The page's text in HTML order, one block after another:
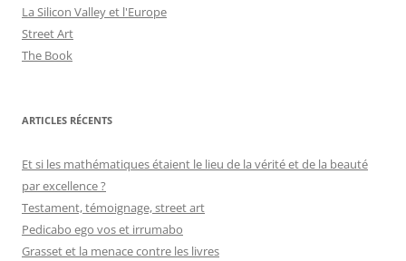
La Silicon Valley et l'Europe
Street Art
The Book
ARTICLES RÉCENTS
Et si les mathématiques étaient le lieu de la vérité et de la beauté
par excellence ?
Testament, témoignage, street art
Pedicabo ego vos et irrumabo
Grasset et la menace contre les livres